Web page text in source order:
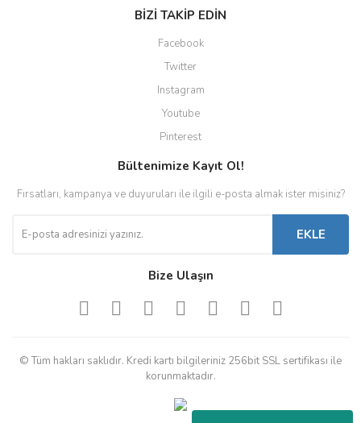
BİZİ TAKİP EDİN
Facebook
Twitter
Instagram
Youtube
Pinterest
Bültenimize Kayıt Ol!
Fırsatları, kampanya ve duyuruları ile ilgili e-posta almak ister misiniz?
EKLE
Bize Ulaşın
© Tüm hakları saklıdır. Kredi kartı bilgileriniz 256bit SSL sertifikası ile
korunmaktadır.